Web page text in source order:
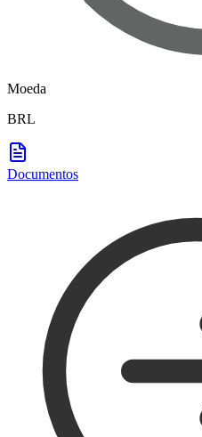
Moeda
BRL
Documentos